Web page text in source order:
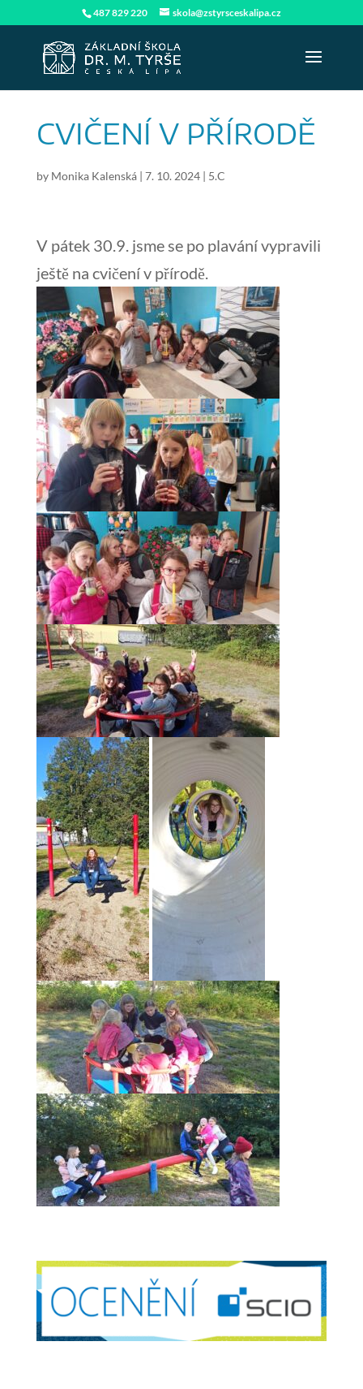
487 829 220 skola@zstyrsceskalipa.cz
CVIČENÍ V PŘÍRODĚ
by Monika Kalenská| 7. 10. 2024| 5.C
V pátek 30.9. jsme se po plavání vypravili
ještě na cvičení v přírodě.